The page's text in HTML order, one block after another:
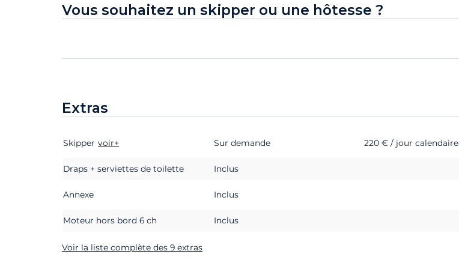
Vous souhaitez un skipper ou une hôtesse ?
Extras
Extras Statut
Skipper voir+ Sur demande 220 € / jour calendaire
Draps + serviettes de toilette Inclus
Annexe Inclus
Moteur hors bord 6 ch Inclus
Voir la liste complète des 9 extras